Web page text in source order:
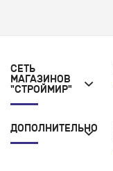
СЕТЬ
МАГАЗИНОВ
"СТРОЙМИР"
ДОПОЛНИТЕЛЬНО